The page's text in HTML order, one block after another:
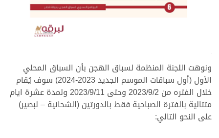
ونوهت اللجنة المنظمة لسباق الهجن بأن السباق المحلي
الأول (أول سباقات الموسم الجديد 2023-2024) سوف يُقام
خلال الفتره من 2023/9/2 وحتى 2023/9/11 ولمدة عشرة ايام
متتالية بالفترة الصباحية فقط بالدورتين (الشحانية – لبصير)
على النحو التالي: